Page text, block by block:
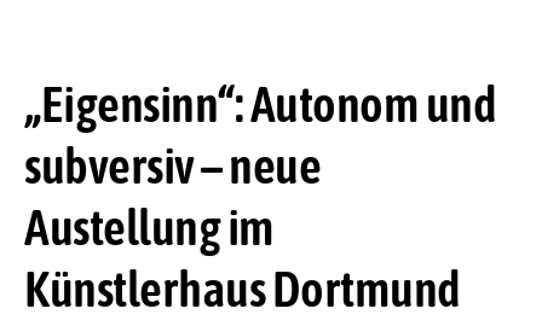
„Eigensinn“: Autonom und
subversiv – neue
Austellung im
Künstlerhaus Dortmund